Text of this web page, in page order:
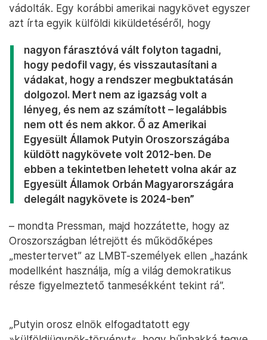
vádolták. Egy korábbi amerikai nagykövet egyszer
azt írta egyik külföldi kiküldetéséről, hogy
nagyon fárasztóvá vált folyton tagadni,
hogy pedofil vagy, és visszautasítani a
vádakat, hogy a rendszer megbuktatásán
dolgozol. Mert nem az igazság volt a
lényeg, és nem az számított – legalábbis
nem ott és nem akkor. Ő az Amerikai
Egyesült Államok Putyin Oroszországába
küldött nagykövete volt 2012-ben. De
ebben a tekintetben lehetett volna akár az
Egyesült Államok Orbán Magyarországára
delegált nagykövete is 2024-ben”
– mondta Pressman, majd hozzátette, hogy az
Oroszországban létrejött és működőképes
„mestertervet” az LMBT-személyek ellen „hazánk
modellként használja, míg a világ demokratikus
része figyelmeztető tanmesékként tekint rá”.
„Putyin orosz elnök elfogadtatott egy